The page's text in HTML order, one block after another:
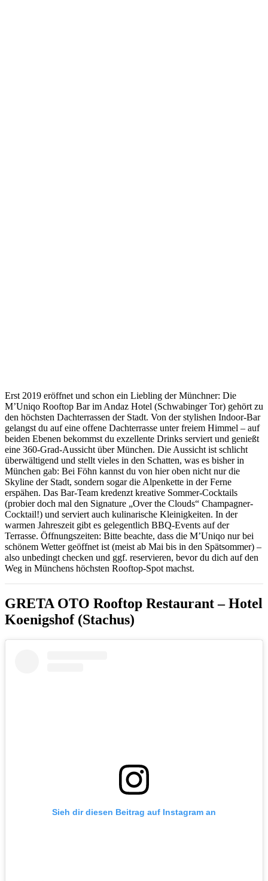
Erst 2019 eröffnet und schon ein Liebling der Münchner: Die
M’Uniqo Rooftop Bar im Andaz Hotel (Schwabinger Tor) gehört zu
den höchsten Dachterrassen der Stadt. Von der stylishen Indoor-Bar
gelangst du auf eine offene Dachterrasse unter freiem Himmel – auf
beiden Ebenen bekommst du exzellente Drinks serviert und genießt
eine 360-Grad-Aussicht über München. Die Aussicht ist schlicht
überwältigend und stellt vieles in den Schatten, was es bisher in
München gab: Bei Föhn kannst du von hier oben nicht nur die
Skyline der Stadt, sondern sogar die Alpenkette in der Ferne
erspähen. Das Bar-Team kredenzt kreative Sommer-Cocktails
(probier doch mal den Signature „Over the Clouds“ Champagner-
Cocktail!) und serviert auch kulinarische Kleinigkeiten. In der
warmen Jahreszeit gibt es gelegentlich BBQ-Events auf der
Terrasse. Öffnungszeiten: Bitte beachte, dass die M’Uniqo nur bei
schönem Wetter geöffnet ist (meist ab Mai bis in den Spätsommer) –
also unbedingt checken und ggf. reservieren, bevor du dich auf den
Weg in Münchens höchsten Rooftop-Spot machst.
GRETA OTO Rooftop Restaurant – Hotel
Koenigshof (Stachus)
Sieh dir diesen Beitrag auf Instagram an